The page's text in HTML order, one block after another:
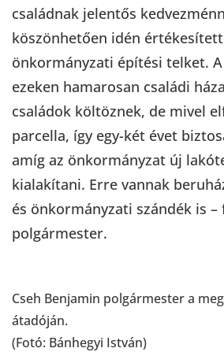
családnak jelentős
köszönhetően idén
önkormányzati építési telket.
ezeken hamarosan családi
családok költöznek, de mivel
parcella, így egy-két évet
amíg az önkormányzat új
kialakítani. Erre vannak
és önkormányzati szándék is
polgármester.
Cseh Benjamin polgármester a
átadóján.
(Fotó: Bánhegyi István)